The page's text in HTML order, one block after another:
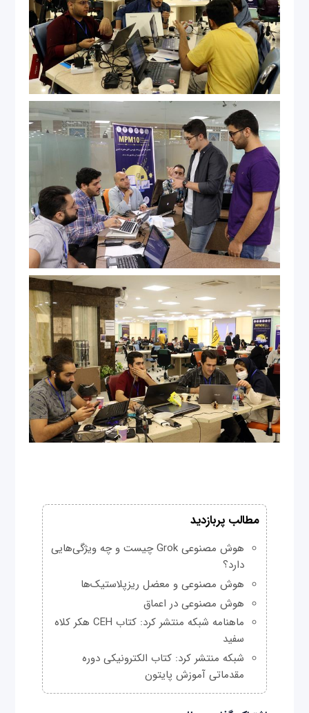
مطالب پربازدید
هوش مصنوعی Grok چیست و چه ویژگی‌هایی
دارد؟
هوش مصنوعی و معضل ریزپلاستیک‌ها
هوش مصنوعی در اعماق
ماهنامه شبکه منتشر کرد: کتاب CEH هکر کلاه
سفید
شبکه منتشر کرد: کتاب الکترونیکی دوره
مقدماتی آموزش پایتون